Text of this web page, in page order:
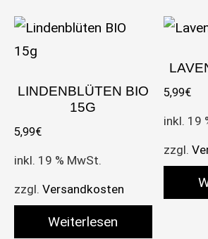
LINDENBLÜTEN BIO
15G
5,99€
inkl. 19 % MwSt.
zzgl. Versandkosten
Weiterlesen
5,99€
inkl. 19
zzgl.